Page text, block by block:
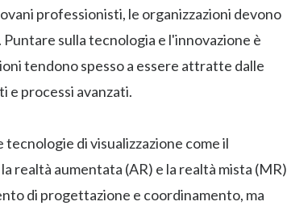
professionisti, le organizzazioni devono
sulla tecnologia e l'innovazione è
tendono spesso a essere attratte dalle
e processi avanzati.
di visualizzazione come il
realtà aumentata (AR) e la realtà mista (MR)
di progettazione e coordinamento, ma